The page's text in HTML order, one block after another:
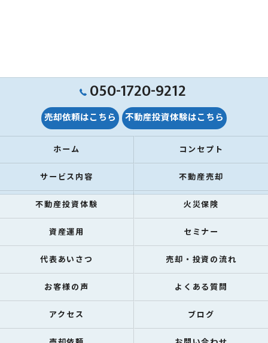
050-1720-9212
売却依頼はこちら 不動産投資体験はこちら
ホーム コンセプト
サービス内容 不動産売却
不動産投資体験 火災保険
資産運用 セミナー
代表あいさつ 売却・投資の流れ
お客様の声 よくある質問
アクセス ブログ